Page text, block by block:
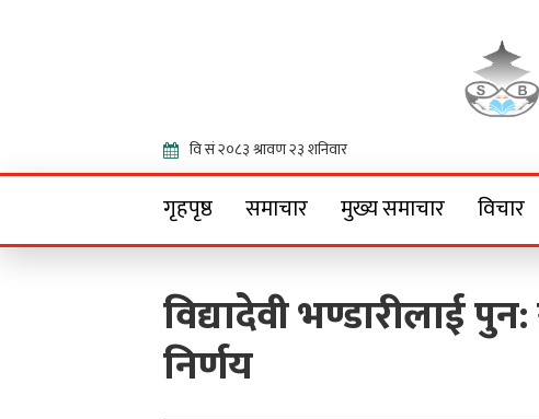
गृहपृष्ठ समाचार मुख्य समाचार विचार
विद्यादेवी भण्डारीलाई
निर्णय